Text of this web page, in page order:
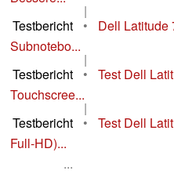
|
Testbericht
•
Dell Latitude
Subnotebo...
|
Testbericht
•
Test Dell
Touchscree...
|
Testbericht
•
Test Dell
Full-HD)...
...